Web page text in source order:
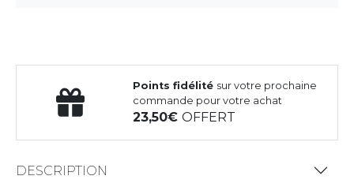
Points fidélité sur votre prochaine
commande pour votre achat
23,50OFFERT
DESCRIPTION